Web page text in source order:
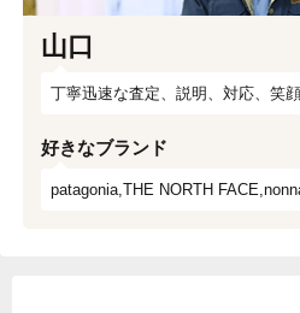
山口
丁寧迅速な査定、説明、対応、笑
好きなブランド
patagonia,THE NORTH